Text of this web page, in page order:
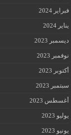
فبراير 2024
يناير 2024
ديسمبر 2023
نوفمبر 2023
أكتوبر 2023
سبتمبر 2023
أغسطس 2023
يوليو 2023
يونيو 2023